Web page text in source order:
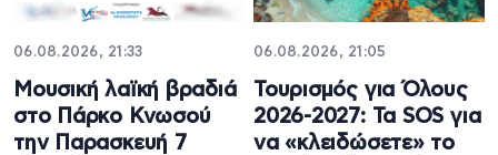
06.08.2026, 21:33
Μουσική λαϊκή βραδιά
στο Πάρκο Κνωσού
την Παρασκευή 7
06.08.2026, 21:05
Τουρισμός για Όλους
2026-2027: Τα SOS για
να «κλειδώσετε» το